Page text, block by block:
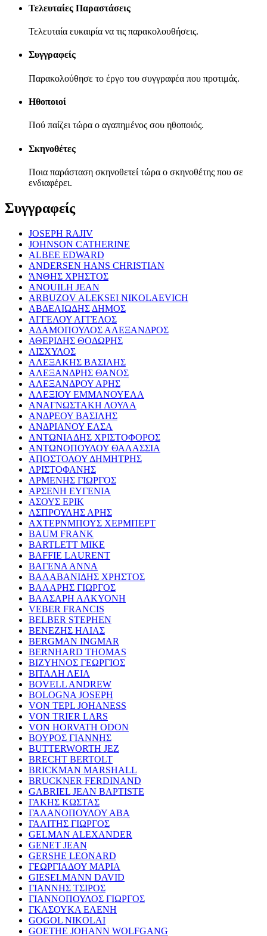
Τελευταίες Παραστάσεις
Τελευταία ευκαιρία να τις παρακολουθήσεις.
Συγγραφείς
Παρακολούθησε το έργο του συγγραφέα που προτιμάς.
Ηθοποιοί
Πού παίζει τώρα ο αγαπημένος σου ηθοποιός.
Σκηνοθέτες
Ποια παράσταση σκηνοθετεί τώρα ο σκηνοθέτης που σε
ενδιαφέρει.
Συγγραφείς
JOSEPH RAJIV
JOHNSON CATHERINE
ALBEE EDWARD
ANDERSEN HANS CHRISTIAN
ΆΝΘΗΣ ΧΡΗΣΤΟΣ
ANOUILH JEAN
ARBUZOV ALEKSEI NIKOLAEVICH
ΑΒΔΕΛΙΩΔΗΣ ΔΗΜΟΣ
ΑΓΓΕΛΟΥ ΑΓΓΕΛΟΣ
ΑΔΑΜΟΠΟΥΛΟΣ ΑΛΕΞΑΝΔΡΟΣ
ΑΘΕΡΙΔΗΣ ΘΟΔΩΡΗΣ
ΑΙΣΧΥΛΟΣ
ΑΛΕΞΑΚΗΣ ΒΑΣΙΛΗΣ
ΑΛΕΞΑΝΔΡΗΣ ΘΑΝΟΣ
ΑΛΕΞΑΝΔΡΟΥ ΑΡΗΣ
ΑΛΕΞΙΟΥ ΕΜΜΑΝΟΥΕΛΑ
ΑΝΑΓΝΩΣΤΑΚΗ ΛΟΥΛΑ
ΑΝΔΡΕΟΥ ΒΑΣΙΛΗΣ
ΑΝΔΡΙΑΝΟΥ ΕΛΣΑ
ΑΝΤΩΝΙΑΔΗΣ ΧΡΙΣΤΟΦΟΡΟΣ
ΑΝΤΩΝΟΠΟΥΛΟΥ ΘΑΛΑΣΣΙΑ
ΑΠΟΣΤΟΛΟΥ ΔΗΜΗΤΡΗΣ
ΑΡΙΣΤΟΦΑΝΗΣ
ΑΡΜΕΝΗΣ ΓΙΩΡΓΟΣ
ΑΡΣΕΝΗ ΕΥΓΕΝΙΑ
ΑΣΟΥΣ ΕΡΙΚ
ΑΣΠΡΟΥΛΗΣ ΑΡΗΣ
ΑΧΤΕΡΝΜΠΟΥΣ ΧΕΡΜΠΕΡΤ
BAUM FRANK
BARTLETT MIKE
BAFFIE LAURENT
ΒΑΓΕΝΑ ΑΝΝΑ
ΒΑΛΑΒΑΝΙΔΗΣ ΧΡΗΣΤΟΣ
ΒΑΛΑΡΗΣ ΓΙΩΡΓΟΣ
ΒΑΛΣΑΡΗ ΑΛΚΥΟΝΗ
VEBER FRANCIS
BELBER STEPHEN
ΒΕΝΕΖΗΣ ΗΛΙΑΣ
BERGMAN INGMAR
BERNHARD THOMAS
ΒΙΖΥΗΝΟΣ ΓΕΩΡΓΙΟΣ
ΒΙΤΑΛΗ ΛΕΙΑ
BOVELL ANDREW
BOLOGNA JOSEPH
VON TEPL JOHANESS
VON TRIER LARS
VON HORVATH ODON
ΒΟΥΡΟΣ ΓΙΑΝΝΗΣ
BUTTERWORTH JEZ
BRECHT BERTOLT
BRICKMAN MARSHALL
BRUCKNER FERDINAND
GABRIEL JEAN BAPTISTE
ΓΑΚΗΣ ΚΩΣΤΑΣ
ΓΑΛΑΝΟΠΟΥΛΟΥ ΑΒΑ
ΓΑΛΙΤΗΣ ΓΙΩΡΓΟΣ
GELMAN ALEXANDER
GENET JEAN
GERSHE LEONARD
ΓΕΩΡΓΙΑΔΟΥ ΜΑΡΙΑ
GIESELMANN DAVID
ΓΙΑΝΝΗΣ ΤΣΙΡΟΣ
ΓΙΑΝΝΟΠΟΥΛΟΣ ΓΙΩΡΓΟΣ
ΓΚΑΣΟΥΚΑ ΕΛΕΝΗ
GOGOL NIKOLAI
GOETHE JOHANN WOLFGANG